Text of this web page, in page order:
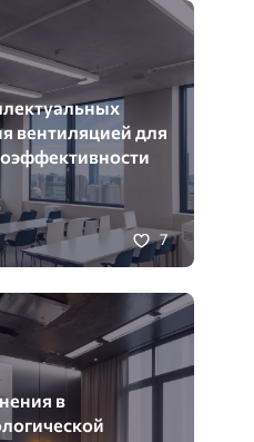
вентиляцией для
7
в